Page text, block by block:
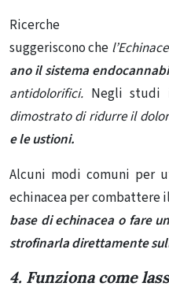
suggeriscono che
ano il sistema
antidolorifici. Negli
dimostrato di ridurre il
e le ustioni.
Alcuni modi comuni per
echinacea per combattere
base di echinacea o fare
strofinarla direttamente
4. Funziona come